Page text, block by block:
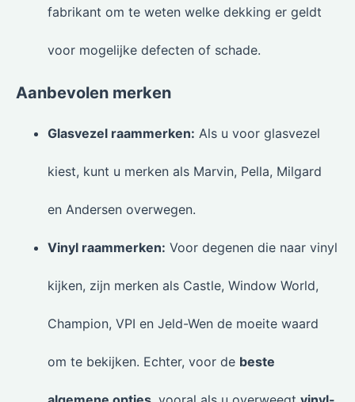
fabrikant om te weten welke dekking er geldt
voor mogelijke defecten of schade.
Aanbevolen merken
Glasvezel raammerken: Als u voor glasvezel
kiest, kunt u merken als Marvin, Pella, Milgard
en Andersen overwegen.
Vinyl raammerken: Voor degenen die naar vinyl
kijken, zijn merken als Castle, Window World,
Champion, VPI en Jeld-Wen de moeite waard
om te bekijken. Echter, voor de beste